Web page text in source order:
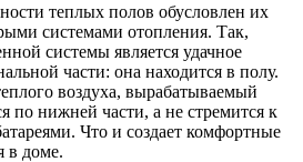
теплых полов обусловлен их
системами отопления. Так,
системы является удачное
части: она находится в полу.
воздуха, вырабатываемый
по нижней части, а не стремится к
Что и создает комфортные
в доме.